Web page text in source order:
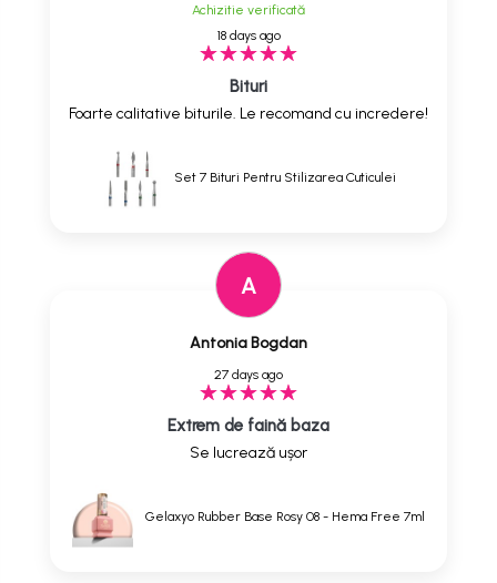
Achizitie verificată
18 days ago
Bituri
Foarte calitative biturile. Le recomand cu incredere!
Set 7 Bituri Pentru Stilizarea Cuticulei
A
Antonia Bogdan
27 days ago
Extrem de faină baza
Se lucrează ușor
Gelaxyo Rubber Base Rosy 08 - Hema Free 7ml